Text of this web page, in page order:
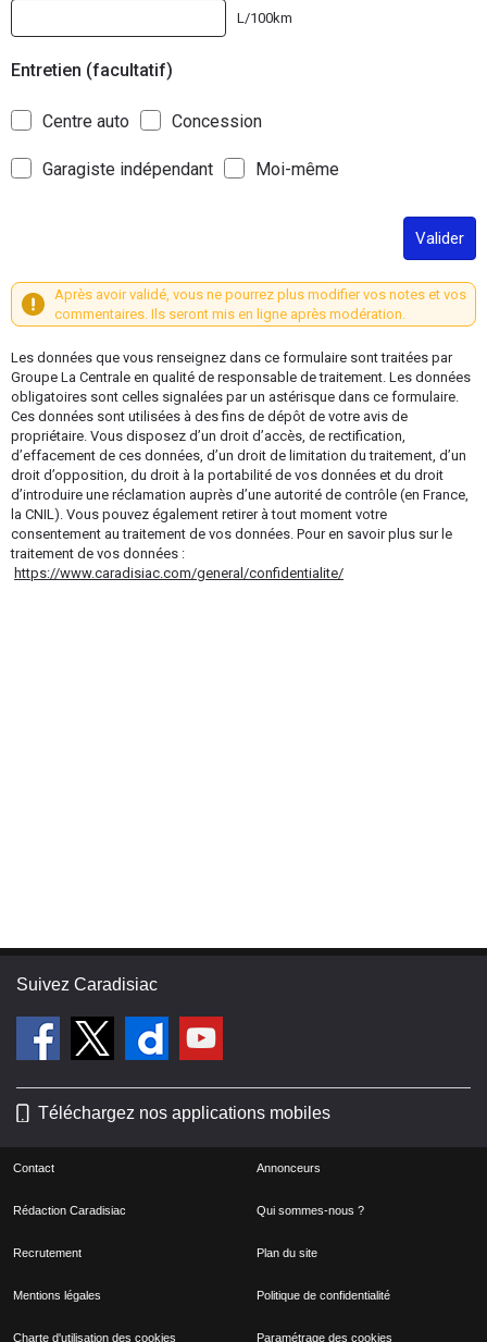
L/100km
Entretien (facultatif)
Centre auto Concession
Garagiste indépendant Moi-même
Valider
Après avoir validé, vous ne pourrez plus modifier vos notes et vos
commentaires. Ils seront mis en ligne après modération.
Les données que vous renseignez dans ce formulaire sont traitées par
Groupe La Centrale en qualité de responsable de traitement. Les données
obligatoires sont celles signalées par un astérisque dans ce formulaire.
Ces données sont utilisées à des fins de dépôt de votre avis de
propriétaire. Vous disposez d’un droit d’accès, de rectification,
d’effacement de ces données, d’un droit de limitation du traitement, d’un
droit d’opposition, du droit à la portabilité de vos données et du droit
d’introduire une réclamation auprès d’une autorité de contrôle (en France,
la CNIL). Vous pouvez également retirer à tout moment votre
consentement au traitement de vos données. Pour en savoir plus sur le
traitement de vos données :
https://www.caradisiac.com/general/confidentialite/
Suivez Caradisiac
Téléchargez nos applications mobiles
Contact Annonceurs
Rédaction Caradisiac Qui sommes-nous ?
Recrutement Plan du site
Mentions légales Politique de confidentialité
Charte d'utilisation des cookies Paramétrage des cookies